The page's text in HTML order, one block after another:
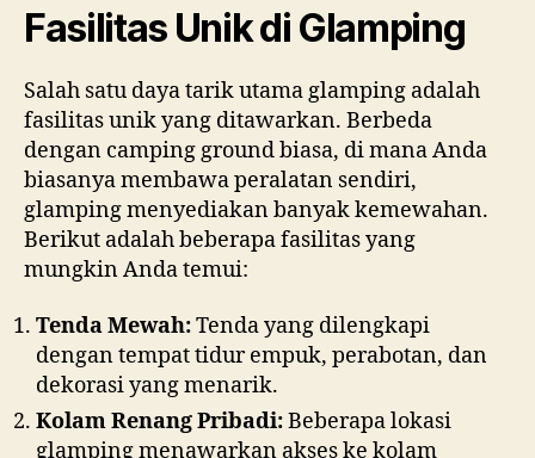
Fasilitas Unik di Glamping
Salah satu daya tarik utama glamping adalah
fasilitas unik yang ditawarkan. Berbeda
dengan camping ground biasa, di mana Anda
biasanya membawa peralatan sendiri,
glamping menyediakan banyak kemewahan.
Berikut adalah beberapa fasilitas yang
mungkin Anda temui:
Tenda Mewah:Tenda yang dilengkapi
dengan tempat tidur empuk, perabotan, dan
dekorasi yang menarik.
Kolam Renang Pribadi:Beberapa lokasi
glamping menawarkan akses ke kolam